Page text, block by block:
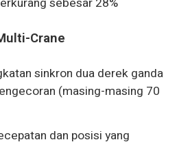
Crane
sinkron dua derek ganda
(masing-masing 70
dan posisi yang